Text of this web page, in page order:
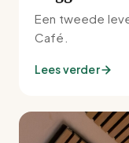
Een tweede
Café.
Lees verder